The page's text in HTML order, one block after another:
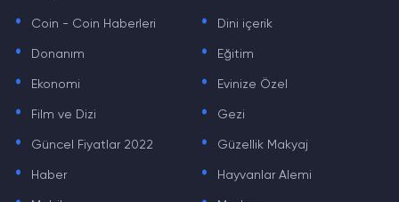
. Coin - Coin Haberleri . Dini içerik
. Donanım . Eğitim
. Ekonomi . Evinize Özel
. Film ve Dizi . Gezi
. Güncel Fiyatlar 2022 . Güzellik Makyaj
. Haber . Hayvanlar Alemi
. .